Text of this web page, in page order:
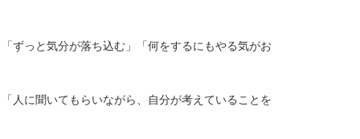
ずっと気分が落ち込む」「何をするにもやる気がお
人に聞いてもらいながら、自分が考えていることを